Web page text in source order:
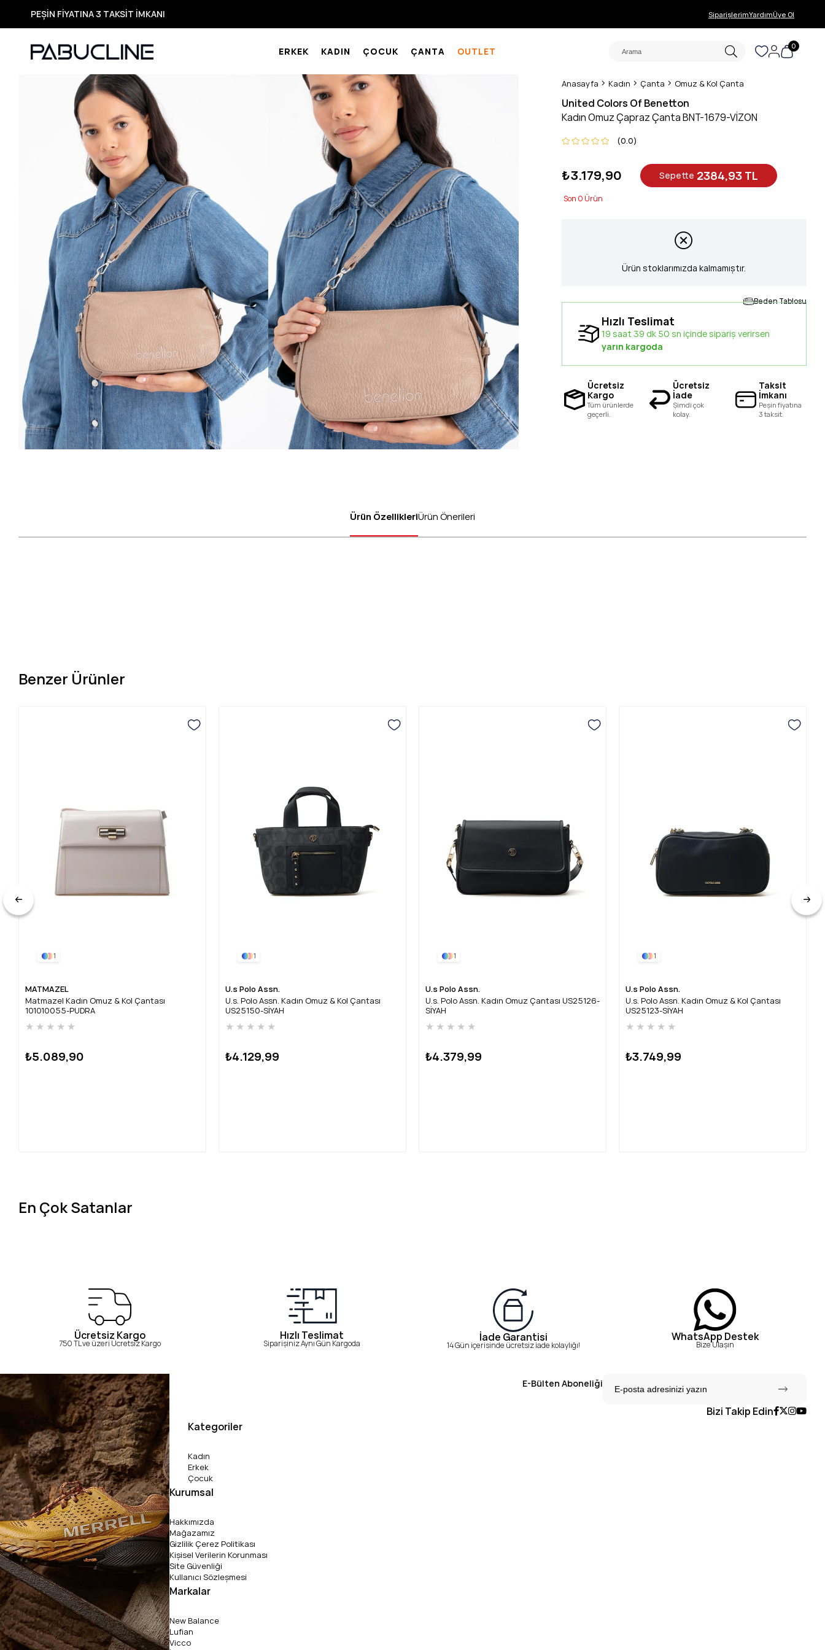
PEŞİN FİYATINA 3 TAKSİT İMKANI
TÜM ÜRÜNLERDE ÜCRETSİZ KARGO
Yeni Sezon Ürünlerde Özel Fırsatlar
Seçili Ürünlerde Hızlı Teslimat
SiparişlerimYardımÜye Ol
ERKEK KADIN ÇOCUK ÇANTA OUTLET 0
Anasayfa Kadın Çanta Omuz & Kol Çanta
United Colors Of Benetton
Kadın Omuz Çapraz Çanta BNT-1679-VİZON
0.0
₺3.179,90 Sepette 2384,93 TL
0
Ürün stoklarımızda kalmamıştır.
Beden Tablosu
Hızlı Teslimat
19 saat 39 dk 49 sn içinde sipariş verirsen
yarın kargoda
Ücretsiz
Kargo
Tüm ürünlerde
geçerli.
Ücretsiz
İade
Şimdi çok
kolay.
Taksit
İmkanı
Peşin fiyatına
3 taksit.
Ürün ÖzellikleriÜrün Önerileri
Benzer Ürünler
1
MATMAZEL
Matmazel Kadın Omuz & Kol Çantası
101010055-PUDRA
★ ★ ★ ★ ★
₺5.089,90
1
U.s Polo Assn.
U.s. Polo Assn. Kadın Omuz & Kol Çantası
US25150-SİYAH
★ ★ ★ ★ ★
₺4.129,99
1
U.s Polo Assn.
U.s. Polo Assn. Kadın Omuz Çantası US25126-
SİYAH
★ ★ ★ ★ ★
₺4.379,99
1
U.s Polo Assn.
U.s. Polo Assn. Kadın Omuz & Kol Çantası
US25123-SİYAH
★ ★ ★ ★ ★
₺3.749,99
En Çok Satanlar
Ücretsiz Kargo
750 TL ve üzeri Ücretsiz Kargo
Hızlı Teslimat
Siparişiniz Aynı Gün Kargoda İade Garantisi
14 Gün içerisinde ücretsiz iade kolaylığı!
WhatsApp Destek
Bize Ulaşın
E-Bülten Aboneliği
Bizi Takip Edin
Kategoriler
Kadın
Erkek
Çocuk
Kurumsal
Hakkımızda
Mağazamız
Gizlilik Çerez Politikası
Kişisel Verilerin Korunması
Site Güvenliği
Kullanıcı Sözleşmesi
Markalar
New Balance
Lufian
Vicco